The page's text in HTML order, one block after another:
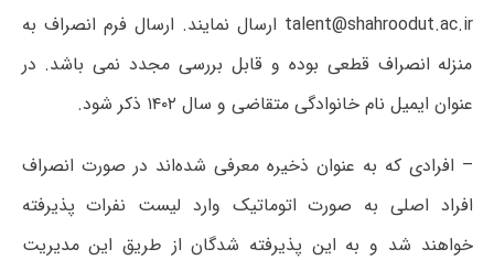
talent@shahroodut.ac.ir ارسال نمایند. ارسال فرم انصراف به
منزله انصراف قطعی بوده و قابل بررسی مجدد نمی باشد. در
عنوان ایمیل نام خانوادگی متقاضی و سال ۱۴۰۲ ذکر شود.
– افرادی که به عنوان ذخیره معرفی شده‌اند در صورت انصراف
افراد اصلی به صورت اتوماتیک وارد لیست نفرات پذیرفته
خواهند شد و به این پذیرفته شدگان از طریق این مدیریت